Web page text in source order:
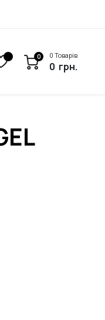
0 0 Товарів
0 грн.